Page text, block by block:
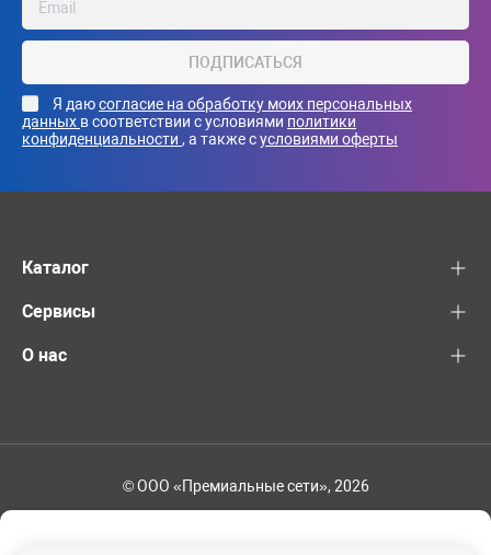
ПОДПИСАТЬСЯ
Я даюсогласие на обработку моих персональных
данных в соответствии с условиями политики
конфиденциальности , а также сусловиями оферты
Каталог
Сервисы
О нас
© ООО «Премиальные сети», 2026